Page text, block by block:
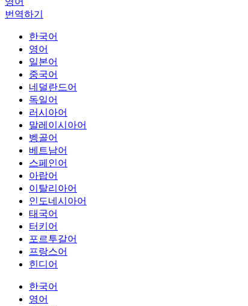
번역하기
한국어
영어
일본어
중국어
네덜란드어
독일어
러시아어
말레이시아어
벵골어
베트남어
스페인어
아랍어
이탈리아어
인도네시아어
태국어
터키어
포르투갈어
프랑스어
힌디어
한국어
영어